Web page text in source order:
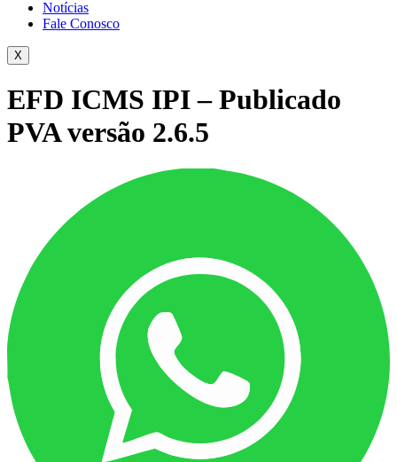
Notícias
Fale Conosco
X
EFD ICMS IPI – Publicado
PVA versão 2.6.5